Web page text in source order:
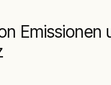
Emissionen